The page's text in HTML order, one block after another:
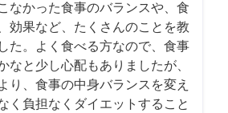
なかった食事のバランスや、食
効果など、たくさんのことを教
た。よく食べる方なので、食事
なと少し心配もありましたが、
り、食事の中身バランスを変え
く負担なくダイエットすること